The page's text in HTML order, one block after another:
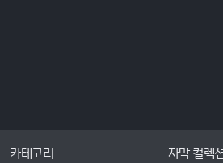
카테고리 자막 컬렉